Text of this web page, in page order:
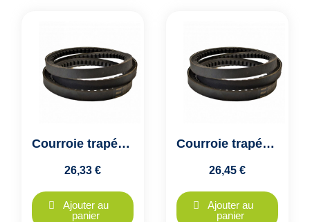
Courroie trapézoïdale crantée XPB 1590 - 16x14mm - VECO GTX - Colmant Cuvelier
26,33 €
Ajouter au
panier
Courroie trapézoïdale crantée XPB 1600 - 16x14mm - VECO GTX - Colmant Cuvelier
26,45 €
Ajouter au
panier